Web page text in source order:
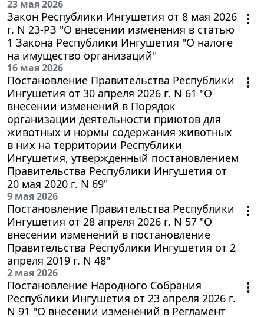
23 мая 2026
Закон Республики Ингушетия от 8 мая 2026
г. N 23-РЗ "О внесении изменения в статью
1 Закона Республики Ингушетия "О налоге
на имущество организаций"
16 мая 2026
Постановление Правительства Республики
Ингушетия от 30 апреля 2026 г. N 61 "О
внесении изменений в Порядок
организации деятельности приютов для
животных и нормы содержания животных
в них на территории Республики
Ингушетия, утвержденный постановлением
Правительства Республики Ингушетия от
20 мая 2020 г. N 69"
9 мая 2026
Постановление Правительства Республики
Ингушетия от 28 апреля 2026 г. N 57 "О
внесении изменений в постановление
Правительства Республики Ингушетия от 2
апреля 2019 г. N 48"
2 мая 2026
Постановление Народного Собрания
Республики Ингушетия от 23 апреля 2026 г.
N 91 "О внесении изменений в Регламент